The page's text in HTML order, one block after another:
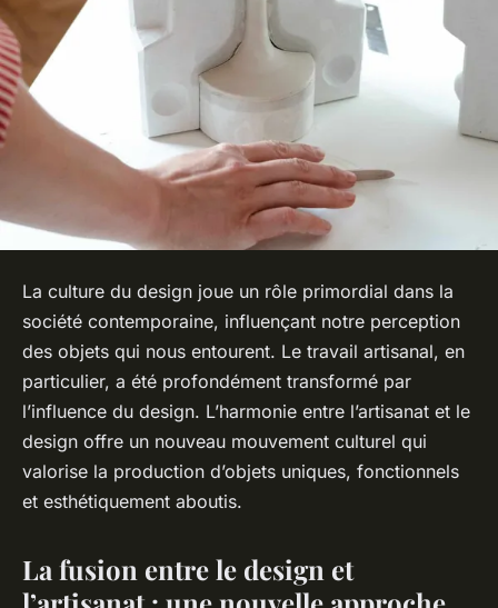
La culture du design joue un rôle primordial dans la
société contemporaine, influençant notre perception
des objets qui nous entourent. Le travail artisanal, en
particulier, a été profondément transformé par
l’influence du design. L’harmonie entre l’artisanat et le
design offre un nouveau mouvement culturel qui
valorise la production d’objets uniques, fonctionnels
et esthétiquement aboutis.
La fusion entre le design et